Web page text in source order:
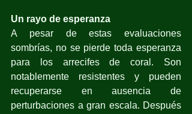
Un rayo de esperanza
A pesar de estas evaluaciones
sombrías, no se pierde toda esperanza
para los arrecifes de coral. Son
notablemente resistentes y pueden
recuperarse en ausencia de
perturbaciones a gran escala. Después